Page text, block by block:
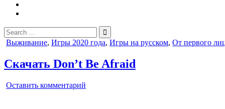
Search
for:
Posted
Выживание, Игры 2020 года, Игры на русском, От первого
Скачать Don’t Be Afraid
Оставить комментарий